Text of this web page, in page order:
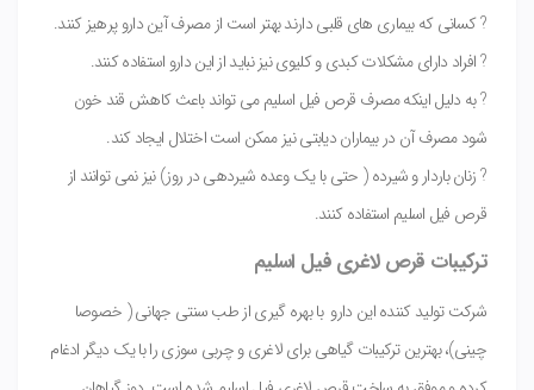
? کسانی که بیماری های قلبی دارند بهتر است از مصرف آین دارو پرهیز کنند.
? افراد دارای مشکلات کبدی و کلیوی نیز نباید از این دارو استفاده کنند.
? به دلیل اینکه مصرف قرص فیل اسلیم می تواند باعث کاهش قند خون
شود مصرف آن در بیماران دیابتی نیز ممکن است اختلال ایجاد کند.
? زنان باردار و شیرده ( حتی با یک وعده شیردهی در روز) نیز نمی توانند از
قرص فیل اسلیم استفاده کنند.
ترکیبات قرص لاغری فیل اسلیم
شرکت تولید کننده این دارو با بهره گیری از طب سنتی جهانی ( خصوصا
چینی)، بهترین ترکیبات گیاهی برای لاغری و چربی سوزی را با یک دیگر ادغام